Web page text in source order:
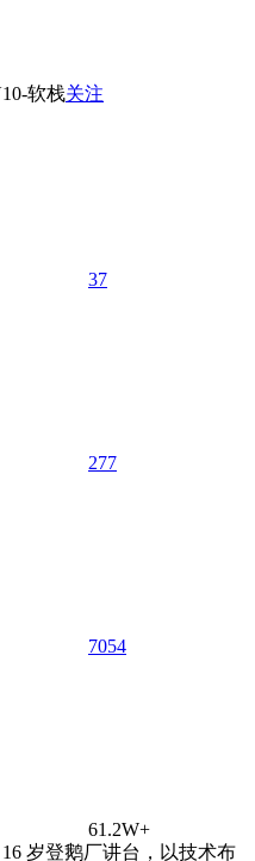
关注
37
277
7054
61.2W+
岁登鹅厂讲台，以技术布